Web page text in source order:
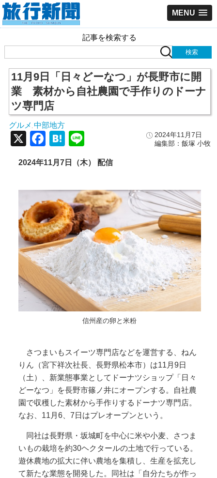
MENU
記事を検索する
11月9日「日々どーなつ」が長野市に開
業 素材から自社農園で手作りのドーナ
ツ専門店
グルメ 中部地方
2024年11月7日
編集部：飯塚 小牧
X Facebook
Hatena
2024年11月7日（木） 配信
信州産の卵と米粉
さつまいもスイーツ専門店などを運営する、ねん
りん（宮下祥次社長、長野県松本市）は11月9日
（土）、新業態事業としてドーナツショップ「日々
どーなつ」を長野市篠ノ井にオープンする。自社農
園で収穫した素材から手作りするドーナツ専門店。
なお、11月6、7日はプレオープンという。
同社は長野県・坂城町を中心に米や小麦、さつま
いもの栽培を約30ヘクタールの土地で行っている。
遊休農地の拡大に伴い農地を集積し、生産を拡充し
て新たな業態を開発した。同社は「自分たちが作っ